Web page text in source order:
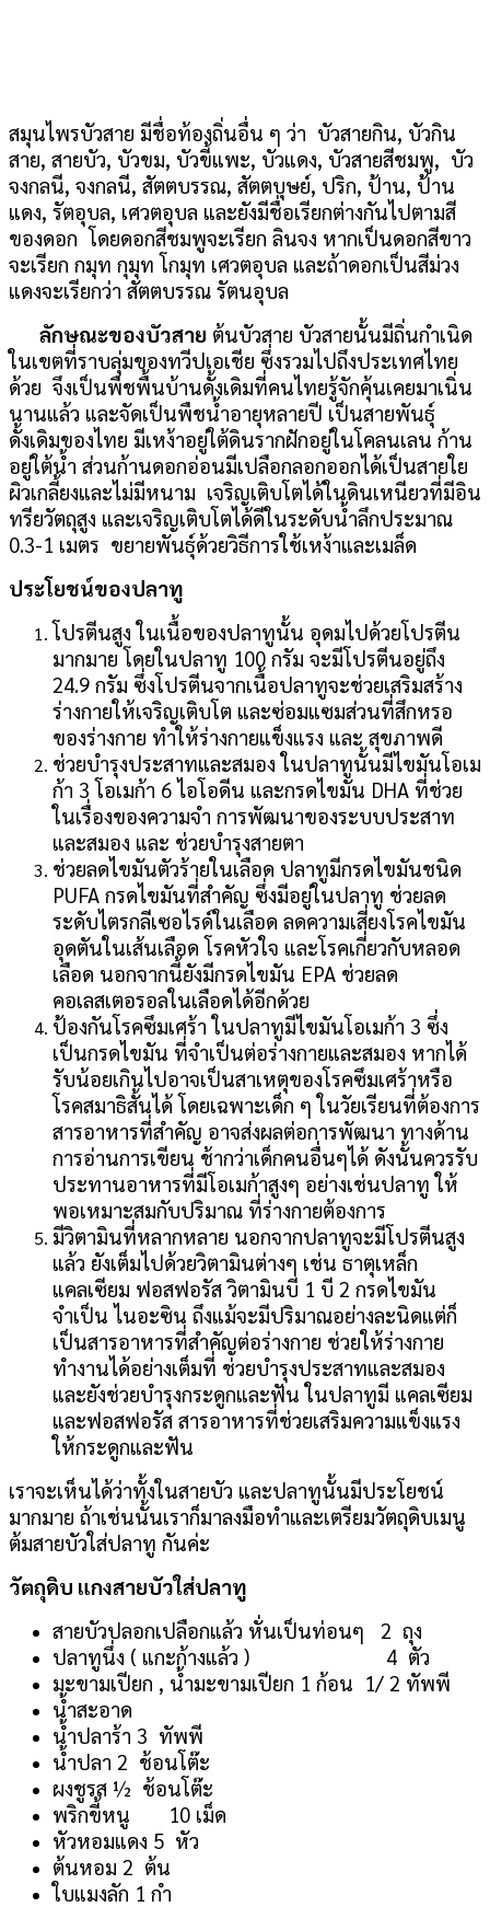
สมุนไพรบัวสาย มีชื่อท้องถิ่นอื่น ๆ ว่า บัวสายกิน, บัวกิน
สาย, สายบัว, บัวขม, บัวขี้แพะ, บัวแดง, บัวสายสีชมพู, บัว
จงกลนี, จงกลนี, สัตตบรรณ, สัตตบุษย์, ปริก, ป้าน, ป้าน
แดง, รัตอุบล, เศวตอุบล และยังมีชื่อเรียกต่างกันไปตามสี
ของดอก โดยดอกสีชมพูจะเรียก ลินจง หากเป็นดอกสีขาว
จะเรียก กมุท กุมุท โกมุท เศวตอุบล และถ้าดอกเป็นสีม่วง
แดงจะเรียกว่า สัตตบรรณ รัตนอุบล
ลักษณะของบัวสาย ต้นบัวสาย บัวสายนั้นมีถิ่นกำเนิด
ในเขตที่ราบลุ่มของทวีปเอเชีย ซึ่งรวมไปถึงประเทศไทย
ด้วย จึงเป็นพืชพื้นบ้านดั้งเดิมที่คนไทยรู้จักคุ้นเคยมาเนิ่น
นานแล้ว และจัดเป็นพืชน้ำอายุหลายปี เป็นสายพันธุ์
ดั้งเดิมของไทย มีเหง้าอยู่ใต้ดินรากฝักอยู่ในโคลนเลน ก้าน
อยู่ใต้น้ำ ส่วนก้านดอกอ่อนมีเปลือกลอกออกได้เป็นสายใย
ผิวเกลี้ยงและไม่มีหนาม เจริญเติบโตได้ในดินเหนียวที่มีอิน
ทรียวัตถุสูง และเจริญเติบโตได้ดีในระดับน้ำลึกประมาณ
0.3-1 เมตร ขยายพันธุ์ด้วยวิธีการใช้เหง้าและเมล็ด
ประโยชน์ของปลาทู
โปรตีนสูง ในเนื้อของปลาทูนั้น อุดมไปด้วยโปรตีน
มากมาย โดยในปลาทู 100 กรัม จะมีโปรตีนอยู่ถึง
24.9 กรัม ซึ่งโปรตีนจากเนื้อปลาทูจะช่วยเสริมสร้าง
ร่างกายให้เจริญเติบโต และซ่อมแซมส่วนที่สึกหรอ
ของร่างกาย ทำให้ร่างกายแข็งแรง และ สุขภาพดี
ช่วยบำรุงประสาทและสมอง ในปลาทูนั้นมีไขมันโอเม
ก้า 3 โอเมก้า 6 ไอโอดีน และกรดไขมัน DHA ที่ช่วย
ในเรื่องของความจำ การพัฒนาของระบบประสาท
และสมอง และ ช่วยบำรุงสายตา
ช่วยลดไขมันตัวร้ายในเลือด ปลาทูมีกรดไขมันชนิด
PUFA กรดไขมันที่สำคัญ ซึ่งมีอยู่ในปลาทู ช่วยลด
ระดับไตรกลีเซอไรด์ในเลือด ลดความเสี่ยงโรคไขมัน
อุดตันในเส้นเลือด โรคหัวใจ และโรคเกี่ยวกับหลอด
เลือด นอกจากนี้ยังมีกรดไขมัน EPA ช่วยลด
คอเลสเตอรอลในเลือดได้อีกด้วย
ป้องกันโรคซึมเศร้า ในปลาทูมีไขมันโอเมก้า 3 ซึ่ง
เป็นกรดไขมัน ที่จำเป็นต่อร่างกายและสมอง หากได้
รับน้อยเกินไปอาจเป็นสาเหตุของโรคซึมเศร้าหรือ
โรคสมาธิสั้นได้ โดยเฉพาะเด็ก ๆ ในวัยเรียนที่ต้องการ
สารอาหารที่สำคัญ อาจส่งผลต่อการพัฒนา ทางด้าน
การอ่านการเขียน ช้ากว่าเด็กคนอื่นๆได้ ดังนั้นควรรับ
ประทานอาหารที่มีโอเมก้าสูงๆ อย่างเช่นปลาทู ให้
พอเหมาะสมกับปริมาณ ที่ร่างกายต้องการ
มีวิตามินที่หลากหลาย นอกจากปลาทูจะมีโปรตีนสูง
แล้ว ยังเต็มไปด้วยวิตามินต่างๆ เช่น ธาตุเหล็ก
แคลเซียม ฟอสฟอรัส วิตามินบี 1 บี 2 กรดไขมัน
จำเป็น ไนอะซิน ถึงแม้จะมีปริมาณอย่างละนิดแต่ก็
เป็นสารอาหารที่สำคัญต่อร่างกาย ช่วยให้ร่างกาย
ทำงานได้อย่างเต็มที่ ช่วยบำรุงประสาทและสมอง
และยังช่วยบำรุงกระดูกและฟัน ในปลาทูมี แคลเซียม
และฟอสฟอรัส สารอาหารที่ช่วยเสริมความแข็งแรง
ให้กระดูกและฟัน
เราจะเห็นได้ว่าทั้งในสายบัว และปลาทูนั้นมีประโยชน์
มากมาย ถ้าเช่นนั้นเราก็มาลงมือทำและเตรียมวัตถุดิบเมนู
ต้มสายบัวใส่ปลาทู กันค่ะ
วัตถุดิบ แกงสายบัวใส่ปลาทู
สายบัวปลอกเปลือกแล้ว หั่นเป็นท่อนๆ 2 ถุง
ปลาทูนึ่ง ( แกะก้างแล้ว ) 4 ตัว
มะขามเปียก , น้ำมะขามเปียก 1 ก้อน 1/ 2 ทัพพี
น้ำสะอาด
น้ำปลาร้า 3 ทัพพี
น้ำปลา 2 ช้อนโต๊ะ
ผงชูรส ½ ช้อนโต๊ะ
พริกขี้หนู 10 เม็ด
หัวหอมแดง 5 หัว
ต้นหอม 2 ต้น
ใบแมงลัก 1 กำ